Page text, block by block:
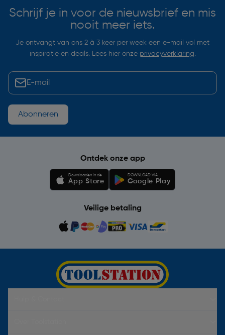
Schrijf je in voor de nieuwsbrief en mis
nooit meer iets.
Je ontvangt van ons 2 à 3 keer per week een e-mail vol met
inspiratie en deals. Lees hier onze privacyverklaring.
Abonneren
Ontdek onze app
Downloaden in de
App Store
DOWNLOAD VIA
Google Play
Veilige betaling